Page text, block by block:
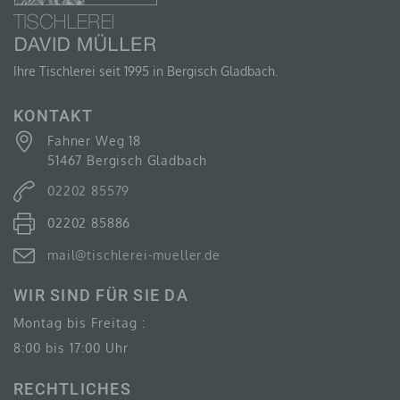
Ihre Tischlerei seit 1995 in Bergisch Gladbach.
KONTAKT
Fahner Weg 18
51467 Bergisch Gladbach
02202 85579
02202 85886
mail@tischlerei-mueller.de
WIR SIND FÜR SIE DA
Montag bis Freitag :
8:00 bis 17:00 Uhr
RECHTLICHES
Empfänger ist eine natürliche oder juristische Person,
Behörde, Einrichtung oder andere Stelle, der
unabhängig davon, ob es sich bei ihr um einen Dritten
Unionsrecht oder dem Recht der Mitgliedstaaten
gelten jedoch nicht als Empfänger.
J) DRITTER
betroffenen Person, dem Verantwortlichen, dem
unmittelbaren Verantwortung des Verantwortlichen
personenbezogenen Daten zu verarbeiten.